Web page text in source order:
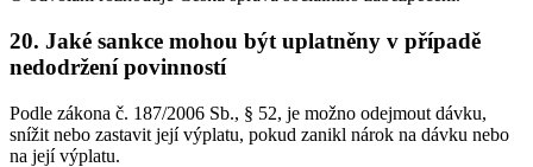
20. Jaké sankce mohou být uplatněny v případě
nedodržení povinností
Podle zákona č. 187/2006 Sb., § 52, je možno odejmout dávku,
snížit nebo zastavit její výplatu, pokud zanikl nárok na dávku nebo
na její výplatu.